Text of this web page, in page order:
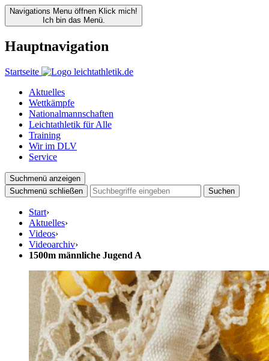
Navigations Menu öffnen Klick mich!
Ich bin das Menü.
Hauptnavigation
Startseite
Aktuelles
Wettkämpfe
Nationalmannschaften
Leichtathletik für Alle
Training
Wir im DLV
Service
Suchmenü anzeigen
Suchmenü schließen
Suchen
Start›
Aktuelles›
Videos›
Videoarchiv›
1500m männliche Jugend A